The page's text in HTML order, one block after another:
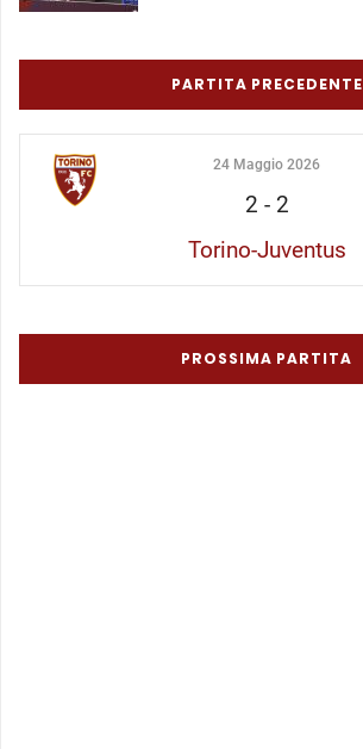
PARTITA PRECEDENTE
24 Maggio 2026
2 - 2
Torino-Juventus
PROSSIMA PARTITA